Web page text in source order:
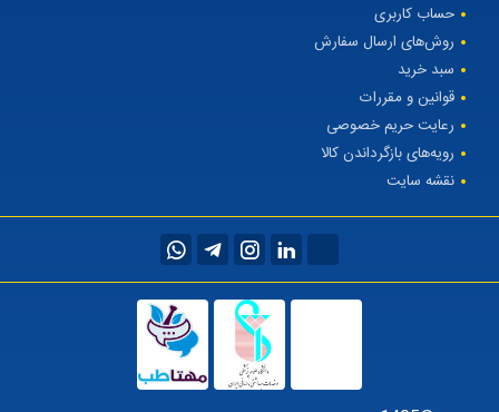
حساب کاربری
روش‌های ارسال سفارش
سبد خرید
قوانین و مقررات
رعایت حریم خصوصی
رویه‌های بازگرداندن کالا
نقشه سایت